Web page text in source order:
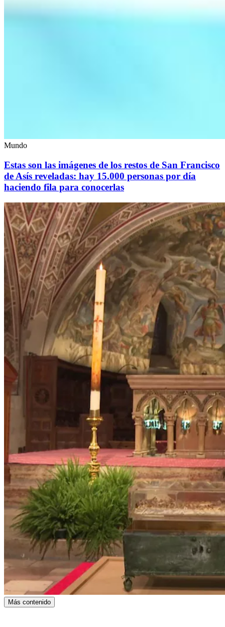
Mundo
Estas son las imágenes de los restos de San Francisco
de Asís reveladas: hay 15.000 personas por día
haciendo fila para conocerlas
Más contenido